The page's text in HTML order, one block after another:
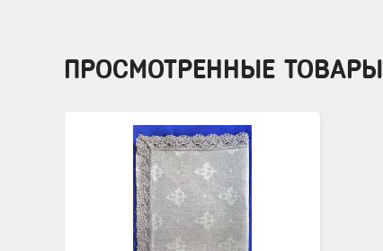
ПРОСМОТРЕННЫЕ ТОВАРЫ